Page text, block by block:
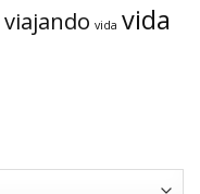
viajando vida vida